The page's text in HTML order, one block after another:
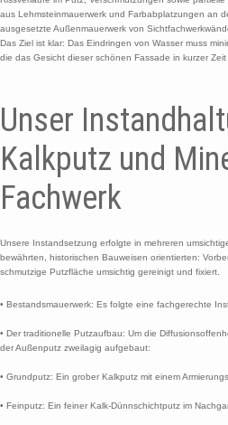
aus Lehmsteinmauerwerk und Farbabplatzungen an
ausgesetzte Außenmauerwerk von
Das Ziel ist klar: Das Eindringen von Wasser muss
die das Gesicht dieser schönen Fassade in kurzer Zeit
Unser
Kalkputz und
Fachwerk
Unsere Instandsetzung erfolgte in mehreren
bewährten, historischen Bauweisen orientierten:
schmutzige Putzfläche umsichtig gereinigt und fixiert.
• Bestandsmauerwerk: Es folgte eine fachgerechte
• Der traditionelle Putzaufbau: Um die
der Außenputz zweilagig aufgebaut:
• Grundputz: Ein grober Kalkputz mit einem
• Feinputz: Ein feiner Kalk-Dünnschichtputz im